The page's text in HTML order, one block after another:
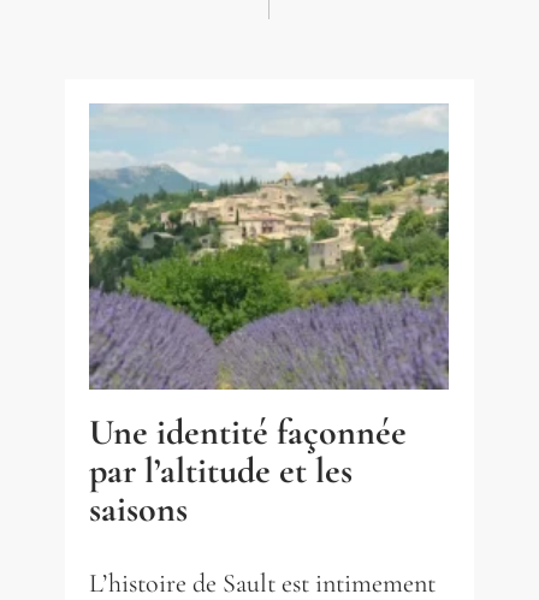
Une identité façonnée
par l’altitude et les
saisons
L’histoire de Sault est intimement